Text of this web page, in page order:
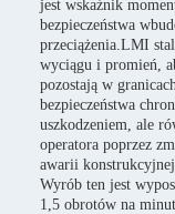
jest wskaźnik
bezpieczeństwa
przeciążenia.LMI
wyciągu i promień,
pozostają w
bezpieczeństwa
uszkodzeniem, ale
operatora poprzez
awarii konstrukcyjnej
Wyrób ten jest
1,5 obrotów na